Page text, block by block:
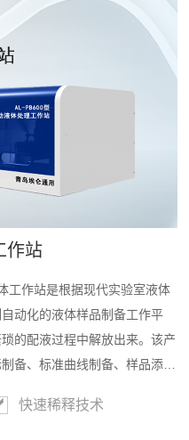
作站
工作站是根据现代实验室液体
动化的液体样品制备工作平
的配液过程中解放出来。该产
备、标准曲线制备、样品添
快速稀释技术